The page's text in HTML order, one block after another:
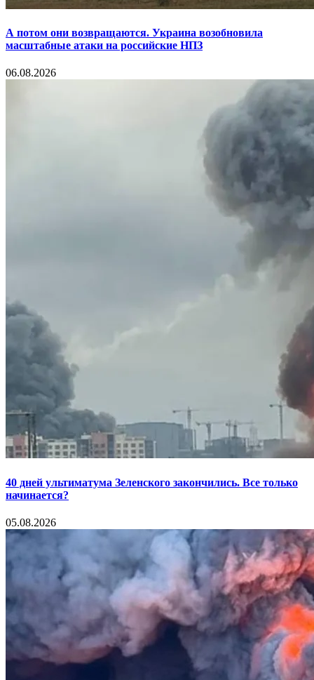
А потом они возвращаются. Украина возобновила
масштабные атаки на российские НПЗ
06.08.2026
40 дней ультиматума Зеленского закончились. Все только
начинается?
05.08.2026